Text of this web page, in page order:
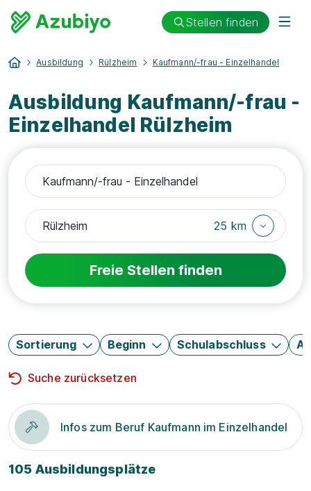
Stellen finden
Ausbildung Rülzheim Kaufmann/-frau - Einzelhandel
Ausbildung Kaufmann/-frau -
Einzelhandel Rülzheim
25 km
Freie Stellen finden
Sortierung Beginn Schulabschluss
Suche zurücksetzen
Infos zum Beruf Kaufmann im Einzelhandel
105 Ausbildungsplätze